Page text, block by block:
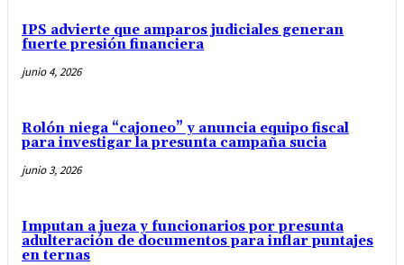
IPS advierte que amparos judiciales generan
fuerte presión financiera
junio 4, 2026
Rolón niega “cajoneo” y anuncia equipo fiscal
para investigar la presunta campaña sucia
junio 3, 2026
Imputan a jueza y funcionarios por presunta
adulteración de documentos para inflar puntajes
en ternas